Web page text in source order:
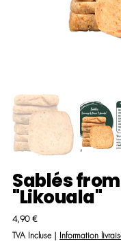
Sablés
"Likouala"
Prix
4,90 €
TVA Incluse | Information